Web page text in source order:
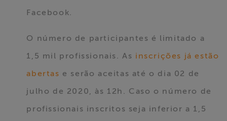
Facebook.
O número de participantes é limitado a
1,5 mil profissionais. As inscrições já estão
abertas e serão aceitas até o dia 02 de
julho de 2020, às 12h. Caso o número de
profissionais inscritos seja inferior a 1,5